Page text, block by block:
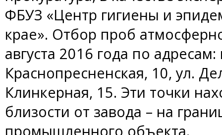
ФБУЗ «Центр гигиены и
крае». Отбор проб
августа 2016 года по адресам:
Краснопресненская, 10, ул.
Клинкерная, 15. Эти точки
близости от завода – на
промышленного объекта.